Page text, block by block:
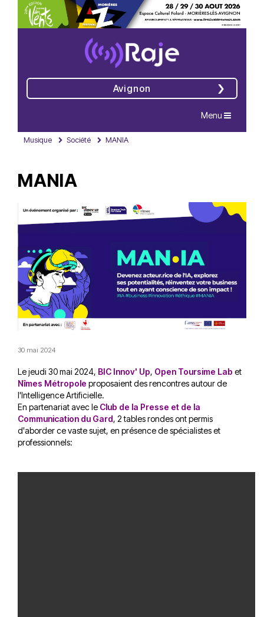
Avignon
Navigation
Menu
Musique Société MANIA
MANIA
30 mai 2024
Le jeudi 30 mai 2024, BIC Innov' Up, Open Toursime Lab et
Nîmes Métropole proposaient des rencontres autour de
l'Intelligence Artificielle.
En partenariat avec le Club de la Presse et de la
Communication du Gard, 2 tables rondes ont permis
d'aborder ce vaste sujet, en présence de spécialistes et
professionnels: